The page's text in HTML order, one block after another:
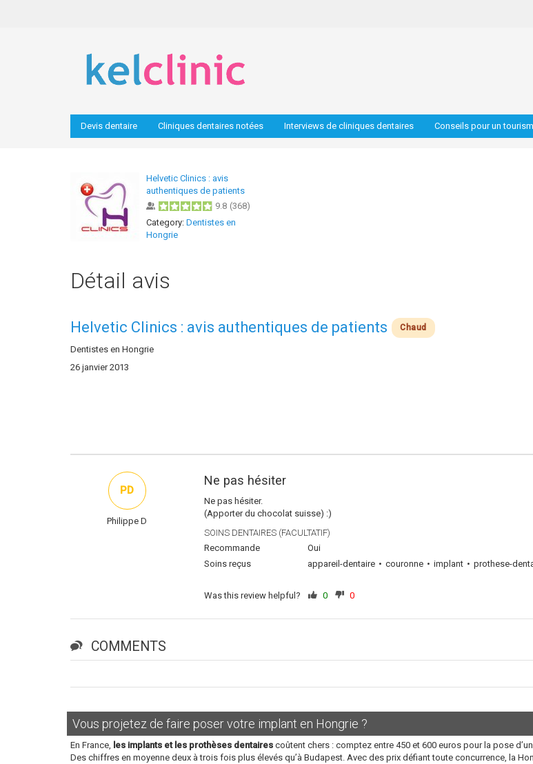
Devis dentaire Cliniques dentaires notées Interviews de cliniques dentaires Conseils pour un
Helvetic Clinics : avis
authentiques de patients
9.8 (368)
Category: Dentistes en
Hongrie
Détail avis
Helvetic Clinics : avis authentiques de patients Chaud
Dentistes en Hongrie
26 janvier 2013
Ne pas hésiter
Ne pas hésiter.
(Apporter du chocolat suisse) :)
SOINS DENTAIRES (FACULTATIF)
Recommande
Oui
Soins reçus
appareil-dentaire couronne implant prothese-
PD
Philippe D
Was this review helpful? 0 0
COMMENTS
Vous projetez de faire poser votre implant en Hongrie ?
En France, les implants et les prothèses dentaires coûtent chers : comptez entre 450 et 600 euros pour la pose d’un
Des chiffres en moyenne deux à trois fois plus élevés qu’à Budapest. Avec des prix défiant toute concurrence, la